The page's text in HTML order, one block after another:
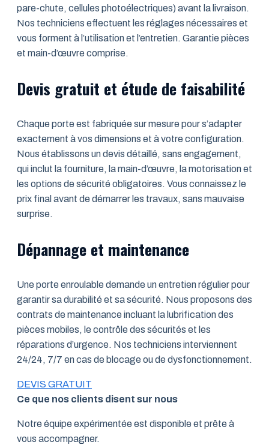
pare-chute, cellules photoélectriques) avant la livraison.
Nos techniciens effectuent les réglages nécessaires et
vous forment à l’utilisation et l’entretien. Garantie pièces
et main-d’œuvre comprise.
Devis gratuit et étude de faisabilité
Chaque porte est fabriquée sur mesure pour s’adapter
exactement à vos dimensions et à votre configuration.
Nous établissons un devis détaillé, sans engagement,
qui inclut la fourniture, la main-d’œuvre, la motorisation et
les options de sécurité obligatoires. Vous connaissez le
prix final avant de démarrer les travaux, sans mauvaise
surprise.
Dépannage et maintenance
Une porte enroulable demande un entretien régulier pour
garantir sa durabilité et sa sécurité. Nous proposons des
contrats de maintenance incluant la lubrification des
pièces mobiles, le contrôle des sécurités et les
réparations d’urgence. Nos techniciens interviennent
24/24, 7/7 en cas de blocage ou de dysfonctionnement.
DEVIS GRATUIT
Ce que nos clients disent sur nous
Notre équipe expérimentée est disponible et prête à
vous accompagner.